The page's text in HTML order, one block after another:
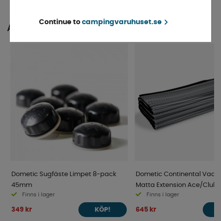
ANDRA KÖPTE ÄVEN
Dometic Sugfäste Limpet 8-pack
45mm
Finns i lager
349 kr KÖP!
Dometic Continental
Matta Extension Ace/Club
Finns i lager
645 kr
Continue to campingvaruhuset.se